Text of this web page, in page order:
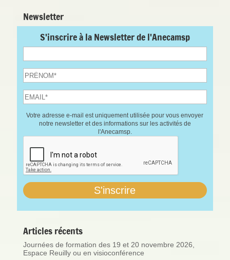
Newsletter
S'inscrire à la Newsletter de l'Anecamsp
Votre adresse e-mail est uniquement utilisée pour vous envoyer
notre newsletter et des informations sur les activités de
l'Anecamsp.
Articles récents
Journées de formation des 19 et 20 novembre 2026,
Espace Reuilly ou en visioconférence